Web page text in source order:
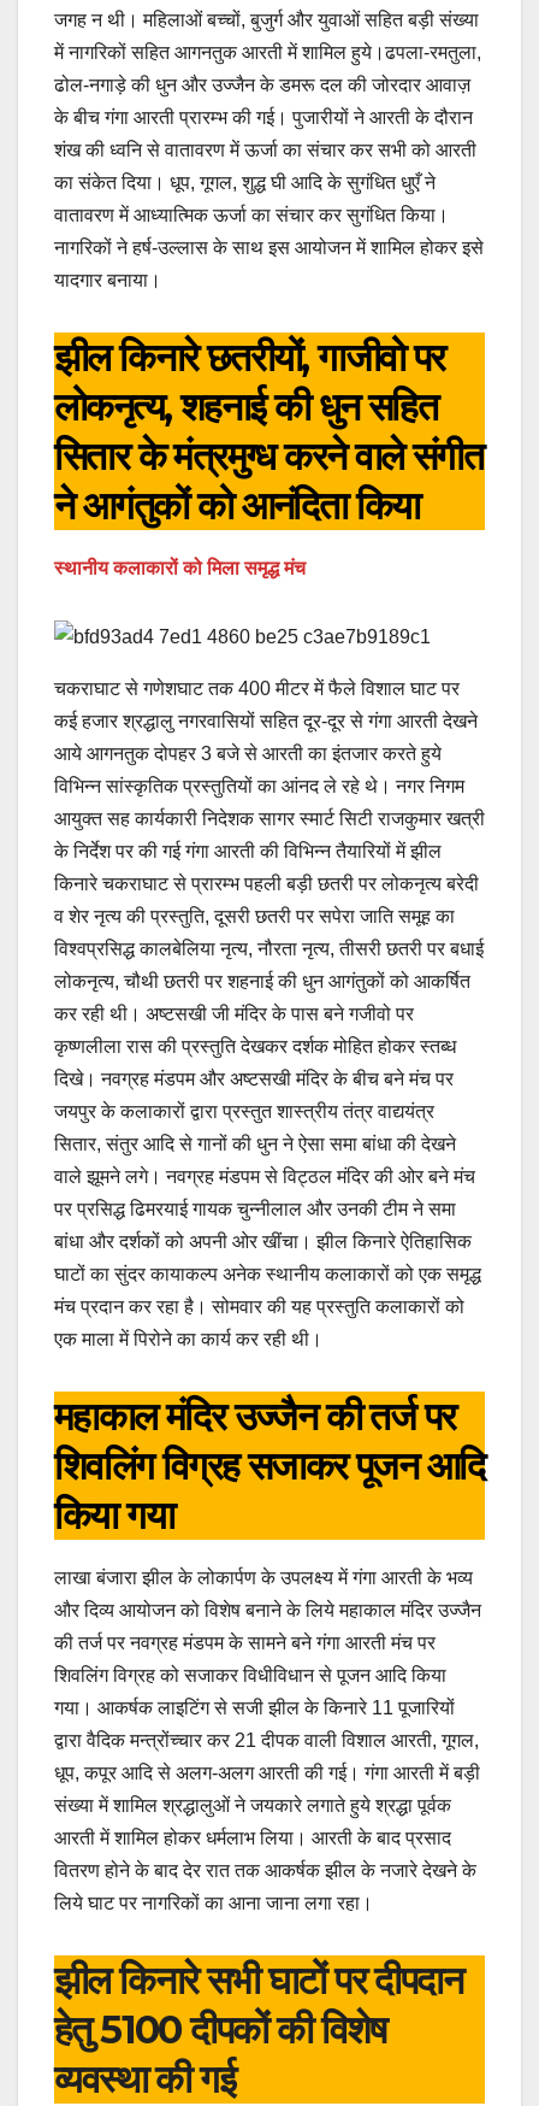
जगह न थी। महिलाओं बच्चों, बुजुर्ग और युवाओं सहित बड़ी संख्या
में नागरिकों सहित आगनतुक आरती में शामिल हुये।ढपला-रमतुला,
ढोल-नगाड़े की धुन और उज्जैन के डमरू दल की जोरदार आवाज़
के बीच गंगा आरती प्रारम्भ की गई। पुजारीयों ने आरती के दौरान
शंख की ध्वनि से वातावरण में ऊर्जा का संचार कर सभी को आरती
का संकेत दिया। धूप, गूगल, शुद्ध घी आदि के सुगंधित धुएँ ने
वातावरण में आध्यात्मिक ऊर्जा का संचार कर सुगंधित किया।
नागरिकों ने हर्ष-उल्लास के साथ इस आयोजन में शामिल होकर इसे
यादगार बनाया।
झील किनारे छतरीयों, गाजीवो पर
लोकनृत्य, शहनाई की धुन सहित
सितार के मंत्रमुग्ध करने वाले संगीत
ने आगंतुकों को आनंदिता किया
स्थानीय कलाकारों को मिला समृद्ध मंच
चकराघाट से गणेशघाट तक 400 मीटर में फैले विशाल घाट पर
कई हजार श्रद्धालु नगरवासियों सहित दूर-दूर से गंगा आरती देखने
आये आगनतुक दोपहर 3 बजे से आरती का इंतजार करते हुये
विभिन्न सांस्कृतिक प्रस्तुतियों का आंनद ले रहे थे। नगर निगम
आयुक्त सह कार्यकारी निदेशक सागर स्मार्ट सिटी राजकुमार खत्री
के निर्देश पर की गई गंगा आरती की विभिन्न तैयारियों में झील
किनारे चकराघाट से प्रारम्भ पहली बड़ी छतरी पर लोकनृत्य बरेदी
व शेर नृत्य की प्रस्तुति, दूसरी छतरी पर सपेरा जाति समूह का
विश्वप्रसिद्ध कालबेलिया नृत्य, नौरता नृत्य, तीसरी छतरी पर बधाई
लोकनृत्य, चौथी छतरी पर शहनाई की धुन आगंतुकों को आकर्षित
कर रही थी। अष्टसखी जी मंदिर के पास बने गजीवो पर
कृष्णलीला रास की प्रस्तुति देखकर दर्शक मोहित होकर स्तब्ध
दिखे। नवग्रह मंडपम और अष्टसखी मंदिर के बीच बने मंच पर
जयपुर के कलाकारों द्वारा प्रस्तुत शास्त्रीय तंत्र वाद्ययंत्र
सितार, संतुर आदि से गानों की धुन ने ऐसा समा बांधा की देखने
वाले झूमने लगे। नवग्रह मंडपम से विट्ठल मंदिर की ओर बने मंच
पर प्रसिद्ध ढिमरयाई गायक चुन्नीलाल और उनकी टीम ने समा
बांधा और दर्शकों को अपनी ओर खींचा। झील किनारे ऐतिहासिक
घाटों का सुंदर कायाकल्प अनेक स्थानीय कलाकारों को एक समृद्ध
मंच प्रदान कर रहा है। सोमवार की यह प्रस्तुति कलाकारों को
एक माला में पिरोने का कार्य कर रही थी।
महाकाल मंदिर उज्जैन की तर्ज पर
शिवलिंग विग्रह सजाकर पूजन आदि
किया गया
लाखा बंजारा झील के लोकार्पण के उपलक्ष्य में गंगा आरती के भव्य
और दिव्य आयोजन को विशेष बनाने के लिये महाकाल मंदिर उज्जैन
की तर्ज पर नवग्रह मंडपम के सामने बने गंगा आरती मंच पर
शिवलिंग विग्रह को सजाकर विधीविधान से पूजन आदि किया
गया। आकर्षक लाइटिंग से सजी झील के किनारे 11 पूजारियों
द्वारा वैदिक मन्त्रोंच्चार कर 21 दीपक वाली विशाल आरती, गूगल,
धूप, कपूर आदि से अलग-अलग आरती की गई। गंगा आरती में बड़ी
संख्या में शामिल श्रद्धालुओं ने जयकारे लगाते हुये श्रद्धा पूर्वक
आरती में शामिल होकर धर्मलाभ लिया। आरती के बाद प्रसाद
वितरण होने के बाद देर रात तक आकर्षक झील के नजारे देखने के
लिये घाट पर नागरिकों का आना जाना लगा रहा।
झील किनारे सभी घाटों पर दीपदान
हेतु 5100 दीपकों की विशेष
व्यवस्था की गई